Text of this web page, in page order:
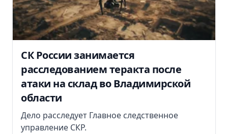
СК России занимается
расследованием теракта после
атаки на склад во Владимирской
области
Дело расследует Главное следственное
управление СКР.